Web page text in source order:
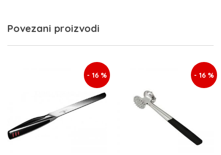
Povezani proizvodi
- 16 % - 16 %